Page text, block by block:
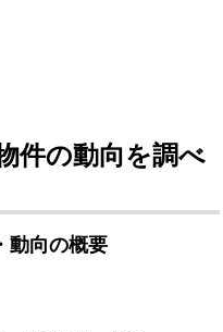
件の動向を調べ
動向の概要